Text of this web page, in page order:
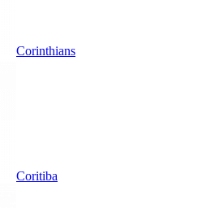
Corinthians
Coritiba